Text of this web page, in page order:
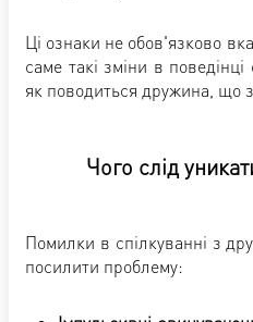
Ці ознаки не обов'язково
саме такі зміни в
як поводиться дружина, що
Чого слід
Помилки в спілкуванні з
посилити проблему: